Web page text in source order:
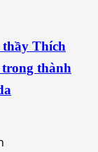
thầy Thích
thành